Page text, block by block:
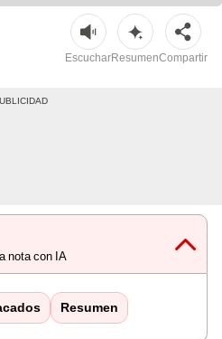
EscucharResumenCompartir
nota con IA
Resumen